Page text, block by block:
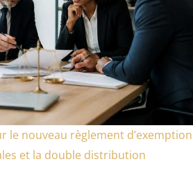
le nouveau règlement d’exemption
et la double distribution